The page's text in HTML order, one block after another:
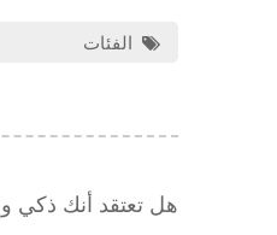
الفئات
هل تعتقد أنك ذكي